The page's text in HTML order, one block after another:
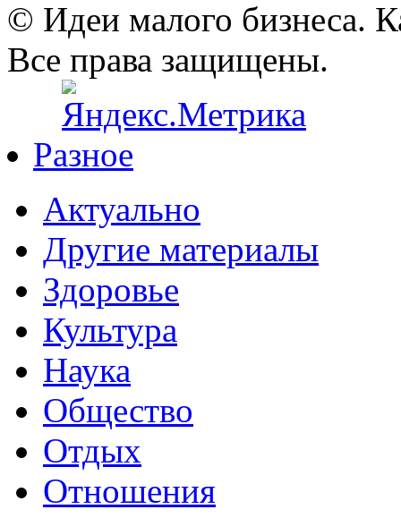
© Идеи малого бизнеса.
Все права защищены.
Разное
Актуально
Другие материалы
Здоровье
Культура
Наука
Общество
Отдых
Отношения